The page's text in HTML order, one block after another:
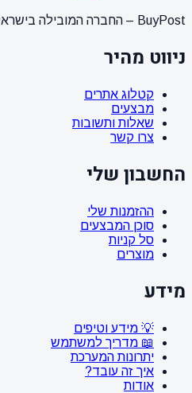
BuyPost – החברה המובילה בישראל לפרסום כתבות תוכן וקישורים באתרי חדשות ותוכן מובילים. מחירון מעודכן, כתיבת AI מתקדמת, קידום אתרים SEO מקצועי. 11 שנות ניסיון ואלפי לקוחות מרוצים.
ניווט מהיר
קטלוג אתרים
מבצעים
שאלות ותשובות
צרו קשר
החשבון שלי
ההזמנות שלי
סוכן המבצעים
סל קניות
מוצרים
מידע
💡 מידע וטיפים
📖 מדריך למשתמש
יתרונות המערכת
איך זה עובד?
אודות